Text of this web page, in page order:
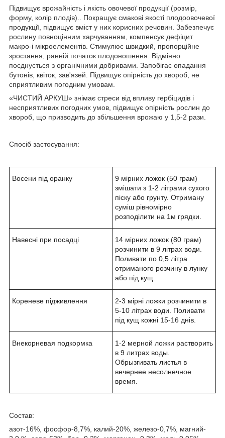
Підвищує врожайність і якість овочевої продукції (розмір,
форму, колір плодів).. Покращує смакові якості плодоовочевої
продукції, підвищує вміст у них корисних речовин. Забезпечує
рослину повноцінним харчуванням, компенсує дефіцит
макро-і мікроелементів. Стимулює швидкий, пропорційне
зростання, ранній початок плодоношення. Відмінно
поєднується з органічними добривами. Запобігає опадання
бутонів, квіток, зав'язей. Підвищує опірність до хвороб, не
сприятливим погодним умовам.
«ЧИСТИЙ АРКУШ» знімає стреси від впливу гербіцидів і
несприятливих погодних умов, підвищує опірність рослин до
хвороб, що призводить до збільшення врожаю у 1,5-2 рази.
Спосіб застосування:
Восени під оранку
9 мірних ложок (50 грам)
змішати з 1-2 літрами сухого
піску або грунту. Отриману
суміш рівномірно
розподілити на 1м грядки.
Навесні при посадці
14 мірних ложок (80 грам)
розчинити в 9 літрах води.
Поливати по 0,5 літра
отриманого розчину в лунку
або під кущ.
Кореневе підживлення
2-3 мірні ложки розчинити в
5-10 літрах води. Поливати
під кущ кожні 15-16 днів.
Внекорневая подкормка
1-2 мерной ложки растворить
в 9 литрах воды.
Обрызгивать листья в
вечернее несолнечное
время.
Состав:
азот-16%, фосфор-8,7%, калий-20%, железо-0,7%, магний-